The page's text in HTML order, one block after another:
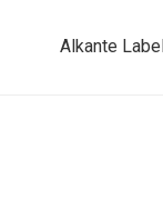
Alkante Label